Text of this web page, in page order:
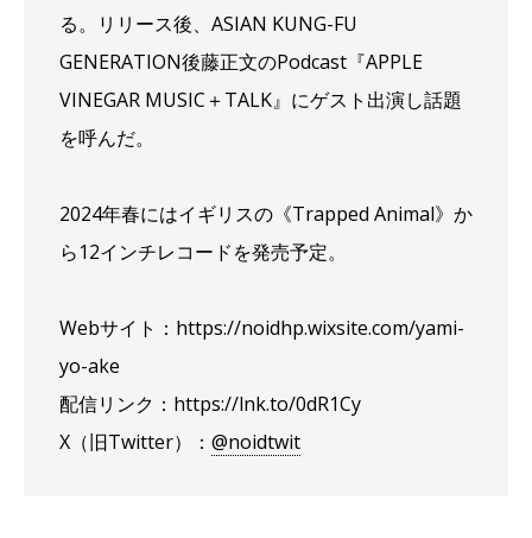
る。リリース後、ASIAN KUNG-FU
GENERATION後藤正文のPodcast『APPLE
VINEGAR MUSIC＋TALK』にゲスト出演し話題
を呼んだ。
2024年春にはイギリスの《Trapped Animal》か
ら12インチレコードを発売予定。
Webサイト：https://noidhp.wixsite.com/yami-
yo-ake
配信リンク：https://lnk.to/0dR1Cy
X（旧Twitter）： @noidtwit